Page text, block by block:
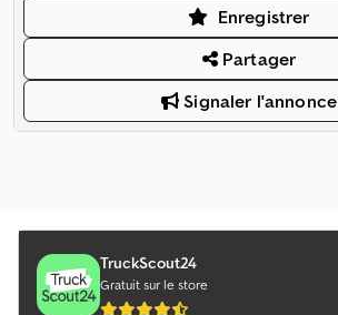
Enregistrer
Partager
Signaler l'annonce
TruckScout24
Gratuit sur le store